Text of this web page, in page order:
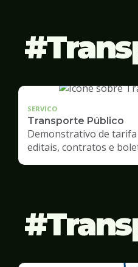
SERVICO
Transporte Público
Demonstrativo de
editais, contratos e